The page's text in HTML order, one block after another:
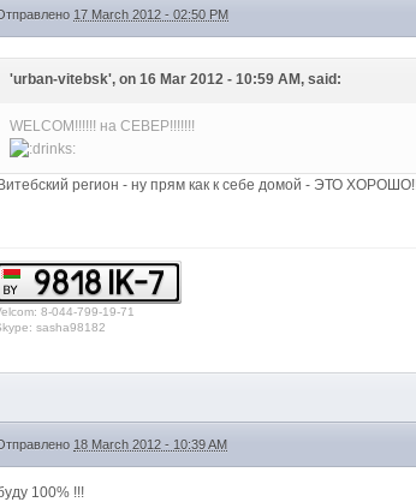
17 March 2012 - 02:50 PM
'urban-vitebsk', on 16 Mar 2012 - 10:59 AM, said:
WELCOM!!!!!! на СЕВЕР!!!!!!!
Витебский регион - ну прям как к себе домой - ЭТО
8-044-799-19-71
sasha98182
18 March 2012 - 10:39 AM
100% !!!